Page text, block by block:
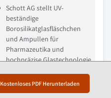
Kostenloses PDF Herunterladen
Schott AG stellt UV-
beständige
Borosilikatglasfläschchen
und Ampullen für
Pharmazeutika und
hochpräzise Glastechnologie
Amcor PLC verfügt über eine
breite Palette an UV-